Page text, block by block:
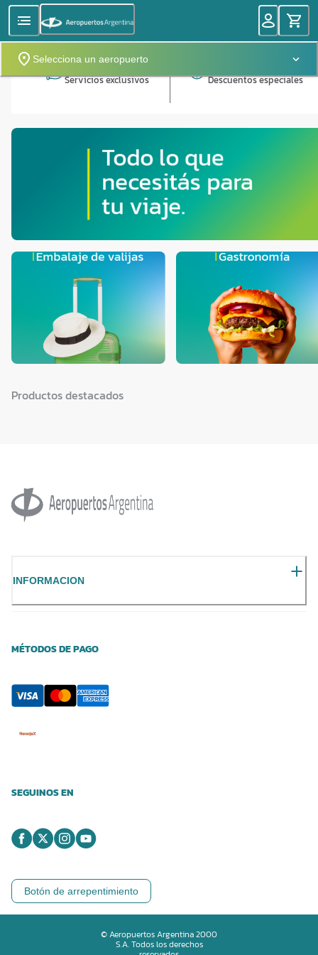
Selecciona un aeropuerto
Servicios exclusivos Descuentos especiales
Productos destacados
INFORMACION
MÉTODOS DE PAGO
SEGUINOS EN
Botón de arrepentimiento
© Aeropuertos Argentina 2000
S.A. Todos los derechos